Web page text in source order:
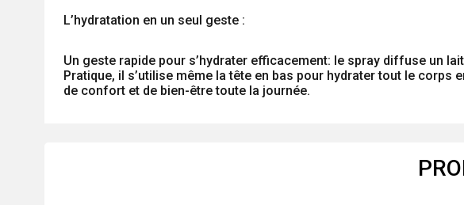
L’hydratation en un seul geste :
Un geste rapide pour s’hydrater efficacement: le spray diffuse un
Pratique, il s’utilise même la tête en bas pour hydrater tout le
de confort et de bien-être toute la journée.